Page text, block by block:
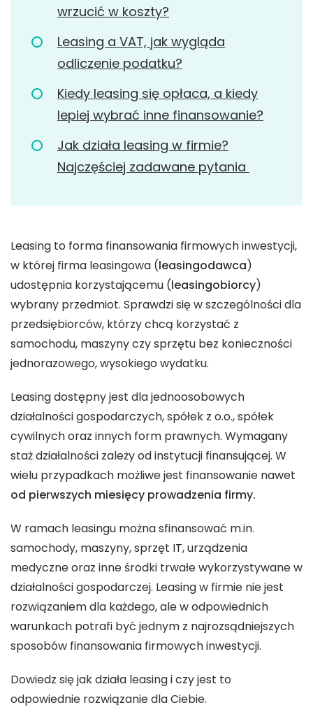
wrzucić w koszty?
Leasing a VAT, jak wygląda
odliczenie podatku?
Kiedy leasing się opłaca, a kiedy
lepiej wybrać inne finansowanie?
Jak działa leasing w firmie?
Najczęściej zadawane pytania
Leasing to forma finansowania firmowych inwestycji,
w której firma leasingowa (leasingodawca)
udostępnia korzystającemu (leasingobiorcy)
wybrany przedmiot. Sprawdzi się w szczególności dla
przedsiębiorców, którzy chcą korzystać z
samochodu, maszyny czy sprzętu bez konieczności
jednorazowego, wysokiego wydatku.
Leasing dostępny jest dla jednoosobowych
działalności gospodarczych, spółek z o.o., spółek
cywilnych oraz innych form prawnych. Wymagany
staż działalności zależy od instytucji finansującej. W
wielu przypadkach możliwe jest finansowanie nawet
od pierwszych miesięcy prowadzenia firmy.
W ramach leasingu można sfinansować m.in.
samochody, maszyny, sprzęt IT, urządzenia
medyczne oraz inne środki trwałe wykorzystywane w
działalności gospodarczej. Leasing w firmie nie jest
rozwiązaniem dla każdego, ale w odpowiednich
warunkach potrafi być jednym z najrozsądniejszych
sposobów finansowania firmowych inwestycji.
Dowiedz się jak działa leasing i czy jest to
odpowiednie rozwiązanie dla Ciebie.